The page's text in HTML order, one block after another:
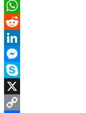
Email
WhatsApp
Reddit
LinkedIn
Messenger
Skype
X